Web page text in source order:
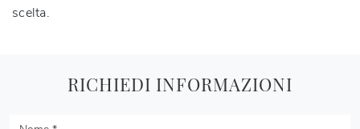
scelta.
RICHIEDI INFORMAZIONI